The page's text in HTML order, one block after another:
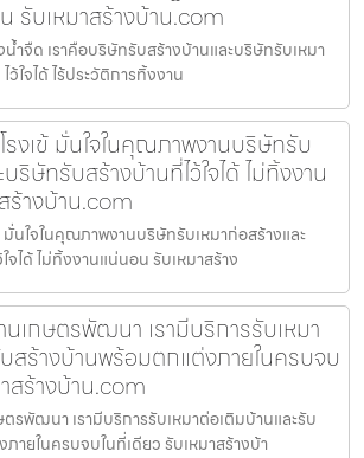
รับเหมาสร้างบ้าน.com
ำจืด เราคือบริษัทรับสร้างบ้านและบริษัทรับเหมา
ใจได้ ไร้ประวัติการทิ้งงาน
งเข้ มั่นใจในคุณภาพงานบริษัทรับ
ริษัทรับสร้างบ้านที่ไว้ใจได้ ไม่ทิ้งงาน
ร้างบ้าน.com
นใจในคุณภาพงานบริษัทรับเหมาก่อสร้างและ
ได้ ไม่ทิ้งงานแน่นอน รับเหมาสร้าง
เกษตรพัฒนา เรามีบริการรับเหมา
สร้างบ้านพร้อมตกแต่งภายในครบจบ
สร้างบ้าน.com
รพัฒนา เรามีบริการรับเหมาต่อเติมบ้านและรับ
ายในครบจบในที่เดียว รับเหมาสร้างบ้า